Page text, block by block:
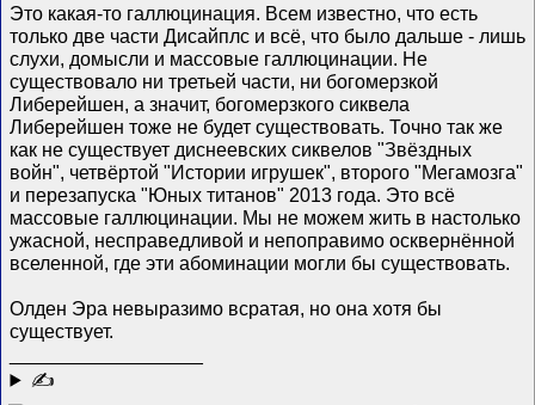
Это какая-то галлюцинация. Всем известно, что есть
только две части Дисайплс и всё, что было дальше - лишь
слухи, домысли и массовые галлюцинации. Не
существовало ни третьей части, ни богомерзкой
Либерейшен, а значит, богомерзкого сиквела
Либерейшен тоже не будет существовать. Точно так же
как не существует диснеевских сиквелов "Звёздных
войн", четвёртой "Истории игрушек", второго "Мегамозга"
и перезапуска "Юных титанов" 2013 года. Это всё
массовые галлюцинации. Мы не можем жить в настолько
ужасной, несправедливой и непоправимо осквернённой
вселенной, где эти абоминации могли бы существовать.
Олден Эра невыразимо всратая, но она хотя бы
существует.
✍